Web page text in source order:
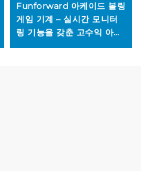
Funforward 아케이드 볼링
게임 기계 – 실시간 모니터
링 기능을 갖춘 고수익 아케
이드 기계 성인용 아케이드